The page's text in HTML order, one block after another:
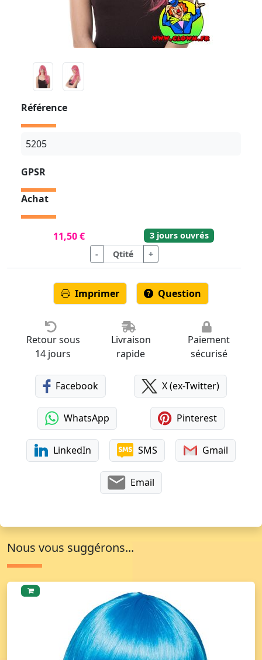
Référence
5205
GPSR
Achat
11,50 €
3 jours ouvrés
-
+
Imprimer Question
Retour sous
14 jours
Livraison
rapide
Paiement
sécurisé
Facebook X (ex-Twitter)
WhatsApp Pinterest
LinkedIn SMS Gmail
Email
Nous vous suggérons...